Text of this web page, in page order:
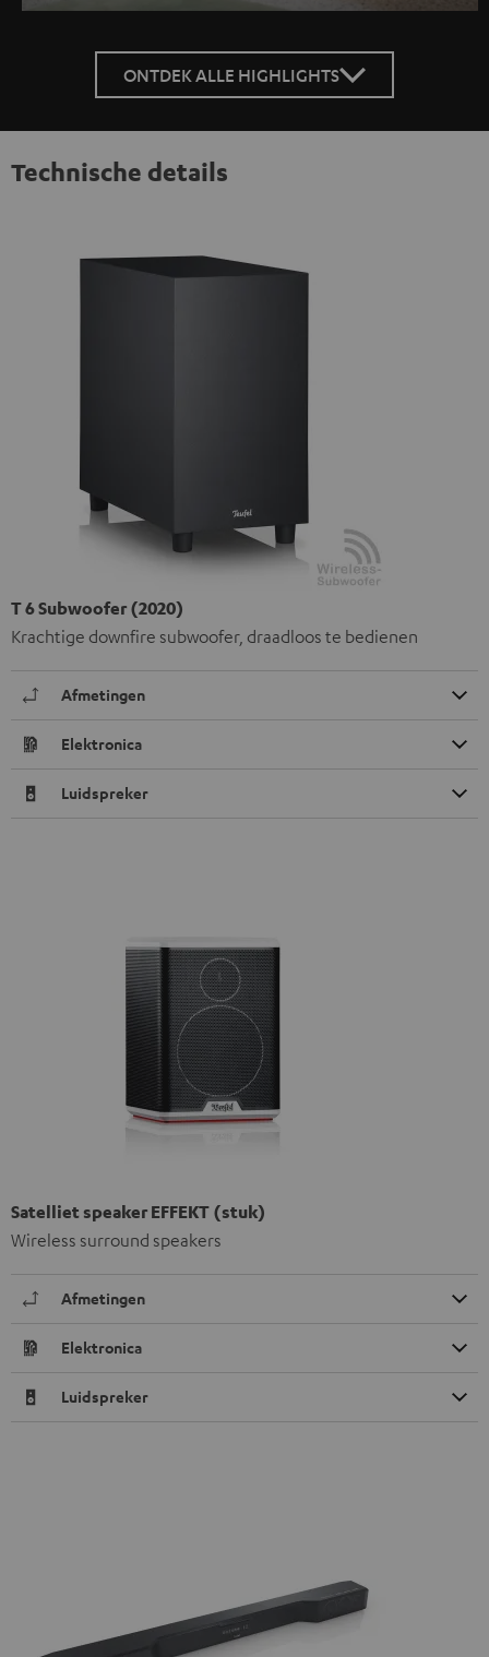
ONTDEK ALLE HIGHLIGHTS
Technische details
T 6 Subwoofer (2020)
Krachtige downfire subwoofer, draadloos te bedienen
Afmetingen
Elektronica
Luidspreker
Satelliet speaker EFFEKT (stuk)
Wireless surround speakers
Afmetingen
Elektronica
Luidspreker